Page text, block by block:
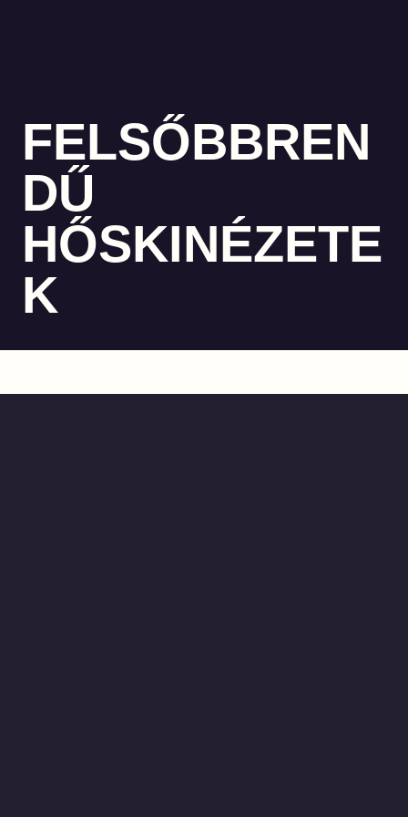
FELSŐBBREN
DŰ
HŐSKINÉZETE
K